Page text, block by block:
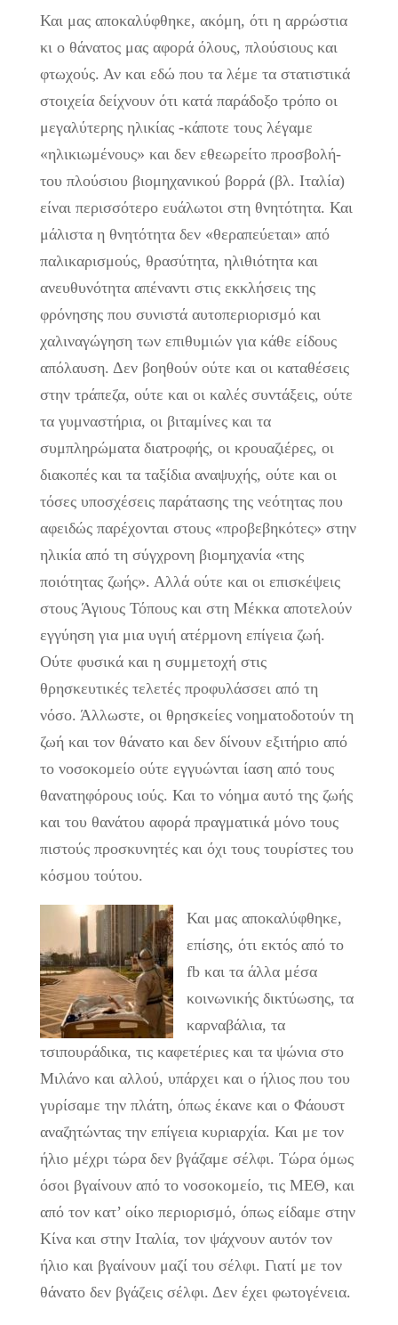
Και μας αποκαλύφθηκε, ακόμη, ότι η αρρώστια
κι ο θάνατος μας αφορά όλους, πλούσιους και
φτωχούς. Αν και εδώ που τα λέμε τα στατιστικά
στοιχεία δείχνουν ότι κατά παράδοξο τρόπο οι
μεγαλύτερης ηλικίας -κάποτε τους λέγαμε
«ηλικιωμένους» και δεν εθεωρείτο προσβολή-
του πλούσιου βιομηχανικού βορρά (βλ. Ιταλία)
είναι περισσότερο ευάλωτοι στη θνητότητα. Και
μάλιστα η θνητότητα δεν «θεραπεύεται» από
παλικαρισμούς, θρασύτητα, ηλιθιότητα και
ανευθυνότητα απέναντι στις εκκλήσεις της
φρόνησης που συνιστά αυτοπεριορισμό και
χαλιναγώγηση των επιθυμιών για κάθε είδους
απόλαυση. Δεν βοηθούν ούτε και οι καταθέσεις
στην τράπεζα, ούτε και οι καλές συντάξεις, ούτε
τα γυμναστήρια, οι βιταμίνες και τα
συμπληρώματα διατροφής, οι κρουαζιέρες, οι
διακοπές και τα ταξίδια αναψυχής, ούτε και οι
τόσες υποσχέσεις παράτασης της νεότητας που
αφειδώς παρέχονται στους «προβεβηκότες» στην
ηλικία από τη σύγχρονη βιομηχανία «της
ποιότητας ζωής». Αλλά ούτε και οι επισκέψεις
στους Άγιους Τόπους και στη Μέκκα αποτελούν
εγγύηση για μια υγιή ατέρμονη επίγεια ζωή.
Ούτε φυσικά και η συμμετοχή στις
θρησκευτικές τελετές προφυλάσσει από τη
νόσο. Άλλωστε, οι θρησκείες νοηματοδοτούν τη
ζωή και τον θάνατο και δεν δίνουν εξιτήριο από
το νοσοκομείο ούτε εγγυώνται ίαση από τους
θανατηφόρους ιούς. Και το νόημα αυτό της ζωής
και του θανάτου αφορά πραγματικά μόνο τους
πιστούς προσκυνητές και όχι τους τουρίστες του
κόσμου τούτου.
Και μας αποκαλύφθηκε,
επίσης, ότι εκτός από το
fb και τα άλλα μέσα
κοινωνικής δικτύωσης, τα
καρναβάλια, τα
τσιπουράδικα, τις καφετέριες και τα ψώνια στο
Μιλάνο και αλλού, υπάρχει και ο ήλιος που του
γυρίσαμε την πλάτη, όπως έκανε και ο Φάουστ
αναζητώντας την επίγεια κυριαρχία. Και με τον
ήλιο μέχρι τώρα δεν βγάζαμε σέλφι. Τώρα όμως
όσοι βγαίνουν από το νοσοκομείο, τις ΜΕΘ, και
από τον κατ’ οίκο περιορισμό, όπως είδαμε στην
Κίνα και στην Ιταλία, τον ψάχνουν αυτόν τον
ήλιο και βγαίνουν μαζί του σέλφι. Γιατί με τον
θάνατο δεν βγάζεις σέλφι. Δεν έχει φωτογένεια.